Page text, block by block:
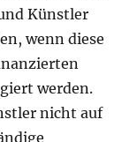
Künstler
wenn diese
werden.
nicht auf